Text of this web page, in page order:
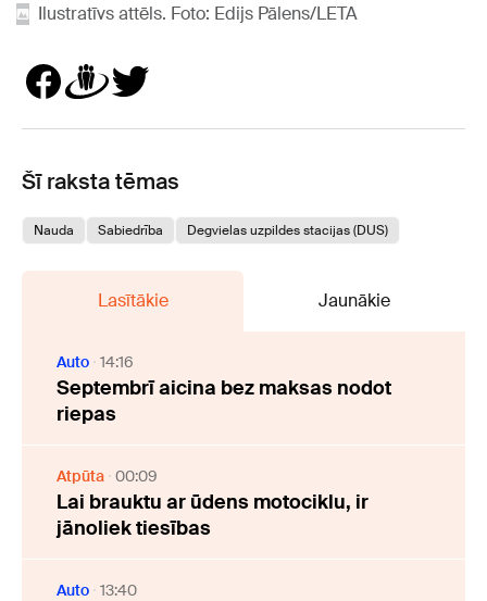
Ilustratīvs attēls. Foto: Edijs Pālens/LETA
Šī raksta tēmas
Nauda Sabiedrība Degvielas uzpildes stacijas (DUS)
Lasītākie Jaunākie
Auto 14:16
Septembrī aicina bez maksas nodot
riepas
Atpūta 00:09
Lai brauktu ar ūdens motociklu, ir
jānoliek tiesības
Auto 13:40